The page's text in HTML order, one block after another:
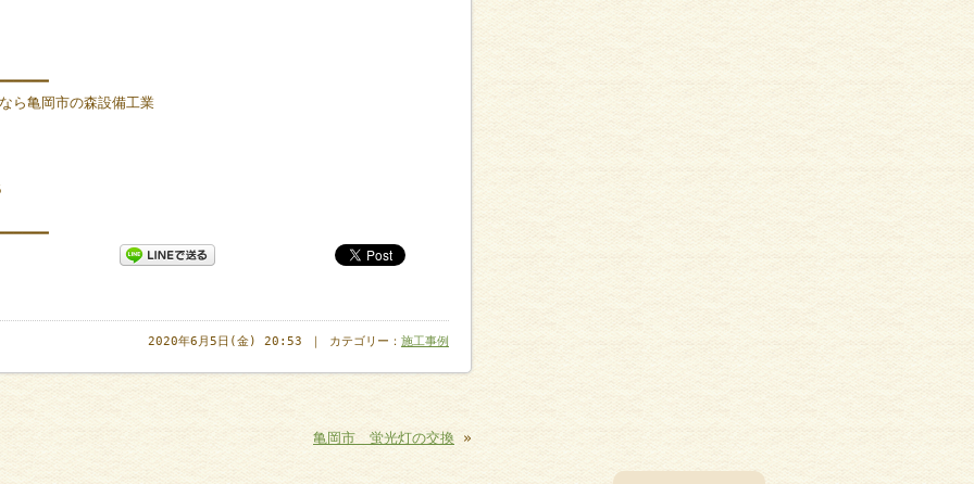
ら亀岡市の森設備工業
2020年6月5日(金) 20:53 ｜ カテゴリー： 施工事例
亀岡市 蛍光灯の交換 »